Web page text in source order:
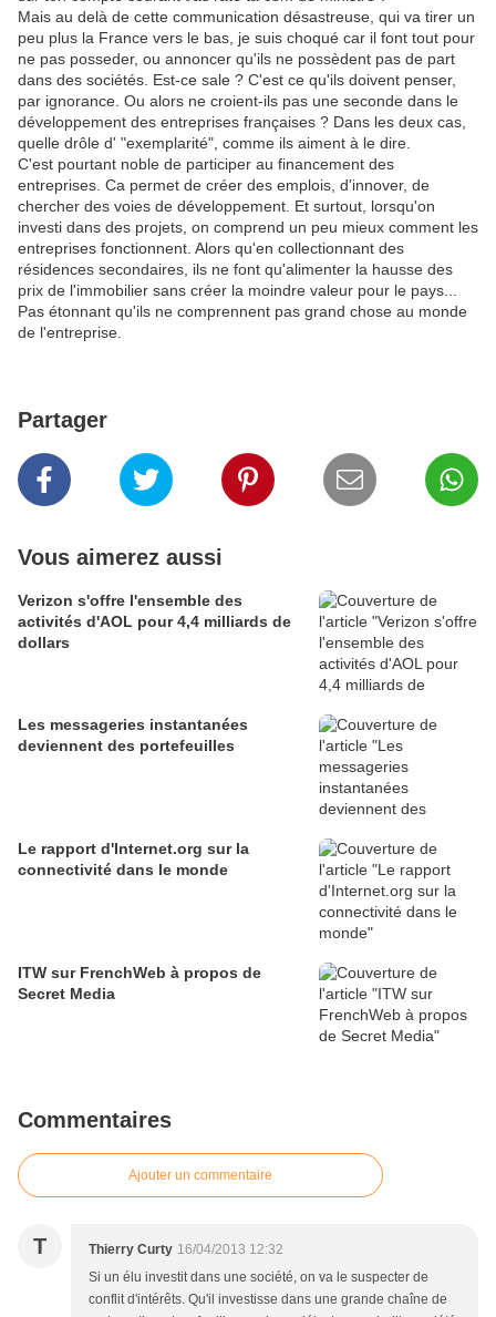
Mais au delà de cette communication désastreuse, qui va tirer un
peu plus la France vers le bas, je suis choqué car il font tout pour
ne pas posseder, ou annoncer qu'ils ne possèdent pas de part
dans des sociétés. Est-ce sale ? C'est ce qu'ils doivent penser,
par ignorance. Ou alors ne croient-ils pas une seconde dans le
développement des entreprises françaises ? Dans les deux cas,
quelle drôle d' "exemplarité", comme ils aiment à le dire.
C'est pourtant noble de participer au financement des
entreprises. Ca permet de créer des emplois, d'innover, de
chercher des voies de développement. Et surtout, lorsqu'on
investi dans des projets, on comprend un peu mieux comment les
entreprises fonctionnent. Alors qu'en collectionnant des
résidences secondaires, ils ne font qu'alimenter la hausse des
prix de l'immobilier sans créer la moindre valeur pour le pays...
Pas étonnant qu'ils ne comprennent pas grand chose au monde
de l'entreprise.
Partager
Vous aimerez aussi
Verizon s'offre l'ensemble des
activités d'AOL pour 4,4 milliards de
dollars
Les messageries instantanées
deviennent des portefeuilles
Le rapport d'Internet.org sur la
connectivité dans le monde
ITW sur FrenchWeb à propos de
Secret Media
Commentaires
Ajouter un commentaire
T Thierry Curty 16/04/2013 12:32
Si un élu investit dans une société, on va le suspecter de
conflit d'intérêts. Qu'il investisse dans une grande chaîne de